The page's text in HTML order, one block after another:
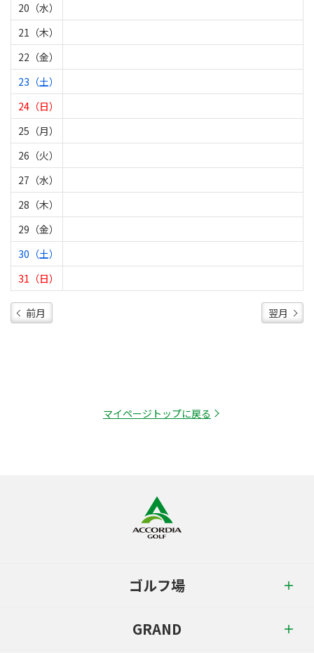
20（水）
21（木）
22（金）
23（土）
24（日）
25（月）
26（火）
27（水）
28（木）
29（金）
30（土）
31（日）
前月 翌月
マイページトップに戻る
ゴルフ場
GRAND